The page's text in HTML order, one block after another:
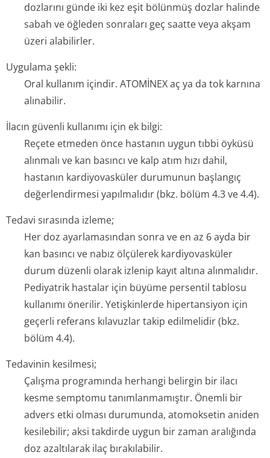
dozlarını günde iki kez eşit bölünmüş dozlar halinde
sabah ve öğleden sonraları geç saatte veya akşam
üzeri alabilirler.
Uygulama şekli:
Oral kullanım içindir. ATOMİNEX aç ya da tok karnına
alınabilir.
İlacın güvenli kullanımı için ek bilgi:
Reçete etmeden önce hastanın uygun tıbbi öyküsü
alınmalı ve kan basıncı ve kalp atım hızı dahil,
hastanın kardiyovasküler durumunun başlangıç
değerlendirmesi yapılmalıdır (bkz. bölüm 4.3 ve 4.4).
Tedavi sırasında izleme;
Her doz ayarlamasından sonra ve en az 6 ayda bir
kan basıncı ve nabız ölçülerek kardiyovasküler
durum düzenli olarak izlenip kayıt altına alınmalıdır.
Pediyatrik hastalar için büyüme persentil tablosu
kullanımı önerilir. Yetişkinlerde hipertansiyon için
geçerli referans kılavuzlar takip edilmelidir (bkz.
bölüm 4.4).
Tedavinin kesilmesi;
Çalışma programında herhangi belirgin bir ilacı
kesme semptomu tanımlanmamıştır. Önemli bir
advers etki olması durumunda, atomoksetin aniden
kesilebilir; aksi takdirde uygun bir zaman aralığında
doz azaltılarak ilaç bırakılabilir.